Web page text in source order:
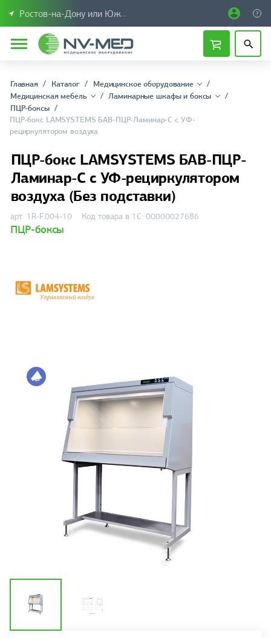
Ростов-на-Дону или Южный Федеральный округ
Главная Каталог
Медицинское оборудование
Медицинская мебель
Ламинарные шкафы и боксы
ПЦР-боксы
ПЦР-бокс LAMSYSTEMS БАВ-ПЦР-Ламинар-С с УФ-
рециркулятором воздуха
ПЦР-бокс LAMSYSTEMS БАВ-ПЦР-
Ламинар-С с УФ-рециркулятором
воздуха (Без подставки)
арт. 1R-F.004-10 Код товара в 1С: 00000027686
ПЦР-боксы